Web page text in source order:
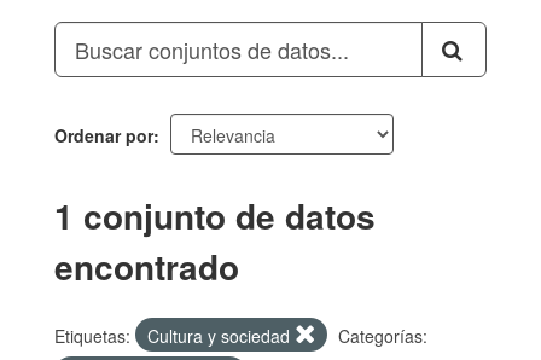
Ordenar por
1 conjunto de datos
encontrado
Etiquetas: Cultura y sociedad
Categorías: